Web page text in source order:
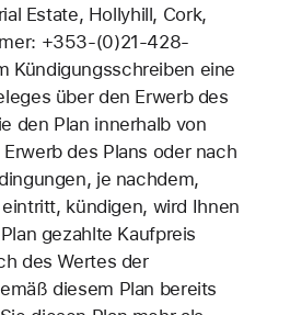
Estate, Hollyhill, Cork,
+353-(0)21-428-
Kündigungsschreiben eine
über den Erwerb des
den Plan innerhalb von
des Plans oder nach
je nachdem,
kündigen, wird Ihnen
gezahlte Kaufpreis
des Wertes der
diesem Plan bereits